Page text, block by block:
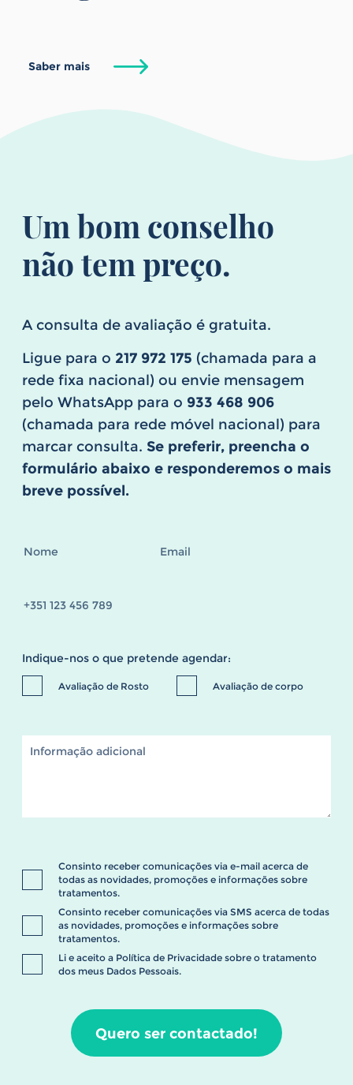
Saber mais
Um bom conselho
não tem preço.
A consulta de avaliação é gratuita.
Ligue para o 217 972 175 (chamada para a
rede fixa nacional) ou envie mensagem
pelo WhatsApp para o 933 468 906
(chamada para rede móvel nacional) para
marcar consulta. Se preferir, preencha o
formulário abaixo e responderemos o mais
breve possível.
Indique-nos o que pretende agendar:
Avaliação de Rosto Avaliação de corpo
Consinto receber comunicações via e-mail acerca de
todas as novidades, promoções e informações sobre
tratamentos.
Consinto receber comunicações via SMS acerca de todas
as novidades, promoções e informações sobre
tratamentos.
Li e aceito a Política de Privacidade sobre o tratamento
dos meus Dados Pessoais.
Quero ser contactado!